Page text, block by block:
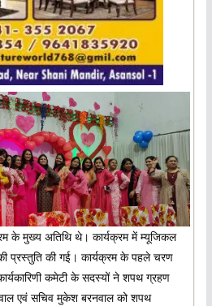
के मुख्य अतिथि थे। कार्यक्रम में म्यूजिकल
प्रस्तुति की गई। कार्यक्रम के पहले चरण
कमेटी के सदस्यों ने शपथ ग्रहण
एवं सचिव मुकेश बरनवाल को शपथ